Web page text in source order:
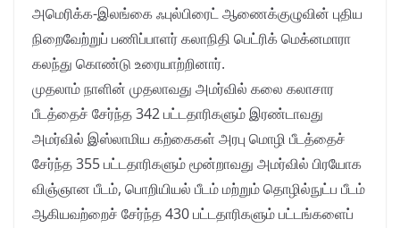
அமெரிக்க-இலங்கை ஃபுல்பிரைட் ஆணைக்குழுவின் புதிய
நிறைவேற்றுப் பணிப்பாளர் கலாநிதி பெட்ரிக் மெக்னமாரா
கலந்து கொண்டு உரையாற்றினார்.
முதலாம் நாளின் முதலாவது அமர்வில் கலை கலாசார
பீடத்தைச் சேர்ந்த 342 பட்டதாரிகளும் இரண்டாவது
அமர்வில் இஸ்லாமிய கற்கைகள் அரபு மொழி பீடத்தைச்
சேர்ந்த 355 பட்டதாரிகளும் மூன்றாவது அமர்வில் பிரயோக
விஞ்ஞான பீடம், பொறியியல் பீடம் மற்றும் தொழில்நுட்ப பீடம்
ஆகியவற்றைச் சேர்ந்த 430 பட்டதாரிகளும் பட்டங்களைப்